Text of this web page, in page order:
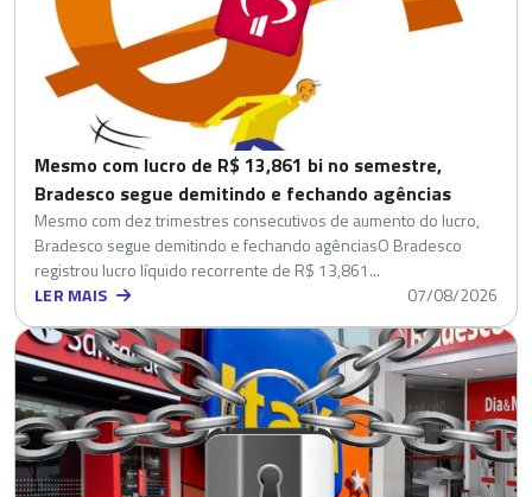
Mesmo com lucro de R$ 13,861 bi no semestre,
Bradesco segue demitindo e fechando agências
Mesmo com dez trimestres consecutivos de aumento do lucro,
Bradesco segue demitindo e fechando agênciasO Bradesco
registrou lucro líquido recorrente de R$ 13,861...
LER MAIS
07/08/2026